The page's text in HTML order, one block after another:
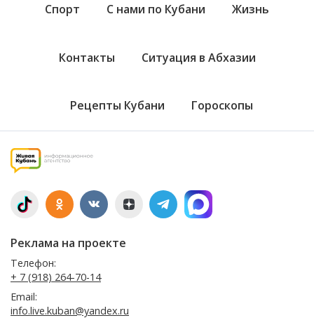
Спорт С нами по Кубани Жизнь
Контакты Ситуация в Абхазии
Рецепты Кубани Гороскопы
Реклама на проекте
Телефон:
+ 7 (918) 264-70-14
Email:
info.live.kuban@yandex.ru